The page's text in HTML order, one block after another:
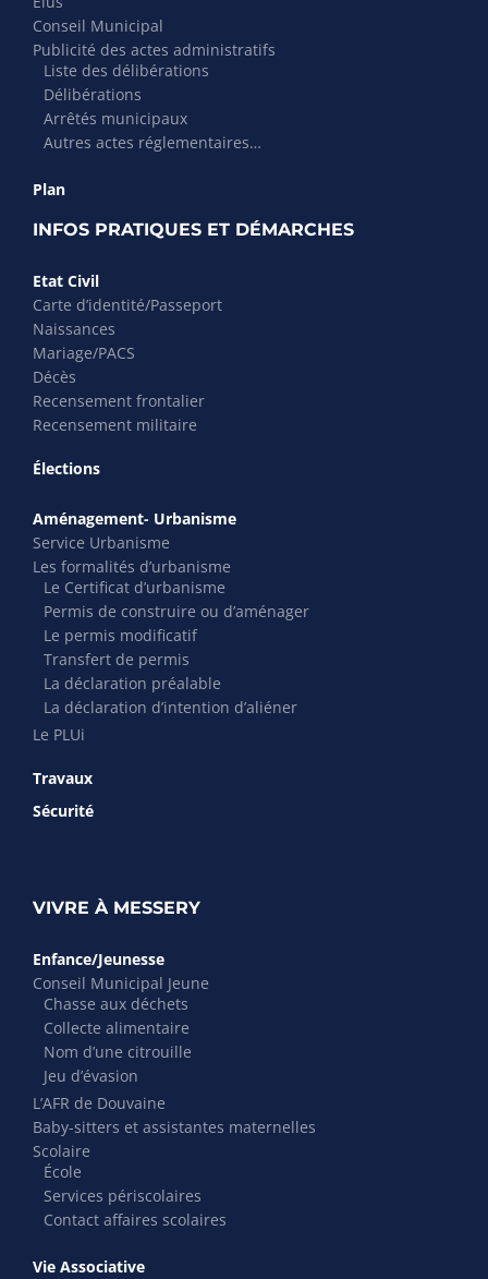
Conseil Municipal
Publicité des actes administratifs
Liste des délibérations
Délibérations
Arrêtés municipaux
Autres actes réglementaires…
Plan
INFOS PRATIQUES ET DÉMARCHES
Etat Civil
Carte d’identité/Passeport
Naissances
Mariage/PACS
Décès
Recensement frontalier
Recensement militaire
Élections
Aménagement- Urbanisme
Service Urbanisme
Les formalités d’urbanisme
Le Certificat d’urbanisme
Permis de construire ou d’aménager
Le permis modificatif
Transfert de permis
La déclaration préalable
La déclaration d’intention d’aliéner
Le PLUi
Travaux
Sécurité
VIVRE À MESSERY
Enfance/Jeunesse
Conseil Municipal Jeune
Chasse aux déchets
Collecte alimentaire
Nom d’une citrouille
Jeu d’évasion
L’AFR de Douvaine
Baby-sitters et assistantes maternelles
Scolaire
École
Services périscolaires
Contact affaires scolaires
Vie Associative